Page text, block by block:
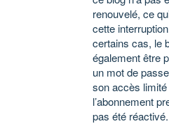
renouvelé, ce
cette
certains cas, le
également être
un mot de
son accès
l’abonnement
pas été réactivé.